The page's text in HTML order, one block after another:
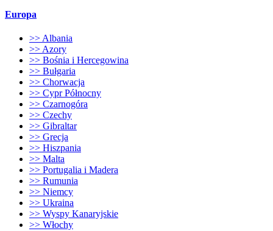
Europa
>> Albania
>> Azory
>> Bośnia i Hercegowina
>> Bułgaria
>> Chorwacja
>> Cypr Północny
>> Czarnogóra
>> Czechy
>> Gibraltar
>> Grecja
>> Hiszpania
>> Malta
>> Portugalia i Madera
>> Rumunia
>> Niemcy
>> Ukraina
>> Wyspy Kanaryjskie
>> Włochy